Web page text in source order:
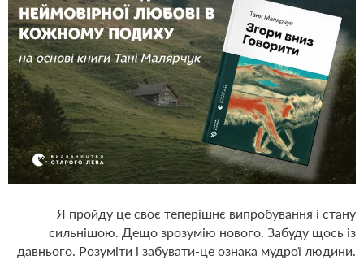
Я пройду це своє теперішнє випробування і стану
сильнішою. Дещо зрозумію нового. Забуду щось із
давнього. Розуміти і забувати-це ознака мудрої людини.